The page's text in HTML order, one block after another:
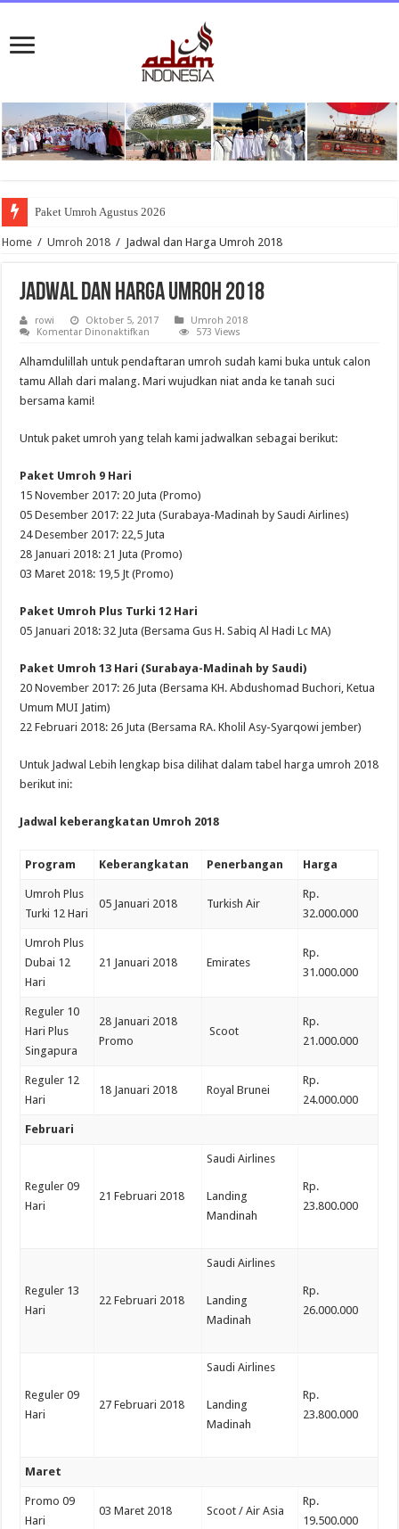
Paket Umroh Agustus 2026
Home / Umroh 2018 / Jadwal dan Harga Umroh 2018
Jadwal dan Harga Umroh 2018
rowi Oktober 5, 2017
Umroh 2018
Komentar Dinonaktifkan
dan
Harga
Umroh
2018
573 Views
Alhamdulillah untuk pendaftaran umroh sudah kami buka untuk calon
tamu Allah dari malang. Mari wujudkan niat anda ke tanah suci
bersama kami!
Untuk paket umroh yang telah kami jadwalkan sebagai berikut:
Paket Umroh 9 Hari
15 November 2017: 20 Juta (Promo)
05 Desember 2017: 22 Juta (Surabaya-Madinah by Saudi Airlines)
24 Desember 2017: 22,5 Juta
28 Januari 2018: 21 Juta (Promo)
03 Maret 2018: 19,5 Jt (Promo)
Paket Umroh Plus Turki 12 Hari
05 Januari 2018: 32 Juta (Bersama Gus H. Sabiq Al Hadi Lc MA)
Paket Umroh 13 Hari (Surabaya-Madinah by Saudi)
20 November 2017: 26 Juta (Bersama KH. Abdushomad Buchori, Ketua
Umum MUI Jatim)
22 Februari 2018: 26 Juta (Bersama RA. Kholil Asy-Syarqowi jember)
Untuk Jadwal Lebih lengkap bisa dilihat dalam tabel harga umroh 2018
berikut ini:
Jadwal keberangkatan Umroh 2018
Program Keberangkatan Penerbangan Harga
Umroh Plus
Turki 12 Hari
05 Januari 2018 Turkish Air
Rp.
32.000.000
Umroh Plus
Dubai 12
Hari
21 Januari 2018 Emirates
Rp.
31.000.000
Reguler 10
Hari Plus
Singapura
28 Januari 2018
Promo
Scoot
Rp.
21.000.000
Reguler 12
Hari
18 Januari 2018 Royal Brunei
Rp.
24.000.000
Februari
Reguler 09
Hari
21 Februari 2018
Saudi Airlines
Landing
Mandinah
Rp.
23.800.000
Reguler 13
Hari
22 Februari 2018
Saudi Airlines
Landing
Madinah
Rp.
26.000.000
Reguler 09
Hari
27 Februari 2018
Saudi Airlines
Landing
Madinah
Rp.
23.800.000
Maret
Promo 09
Hari
03 Maret 2018 Scoot / Air Asia
Rp.
19.500.000